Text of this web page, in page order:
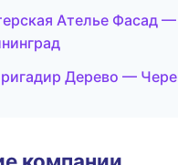
Ателье Фасад —
Дерево —